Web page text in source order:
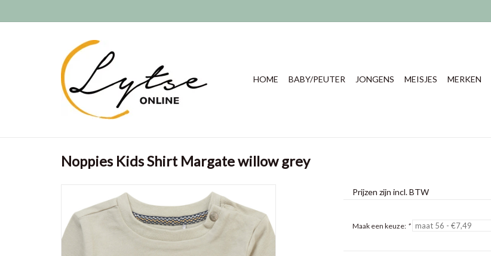
HOME BABY/PEUTER JONGENS MEISJES MERKEN
Noppies Kids Shirt Margate willow grey
Prijzen zijn incl. BTW
Maak een keuze: *